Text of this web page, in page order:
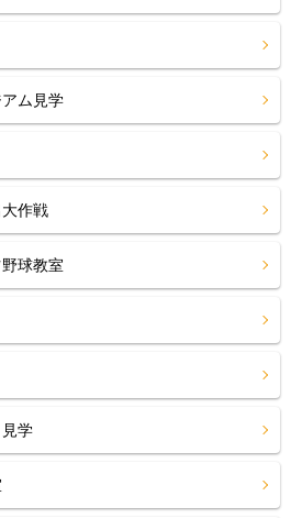
ム見学
作戦
球教室
学